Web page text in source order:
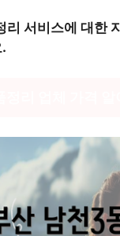
리 서비스에 대한